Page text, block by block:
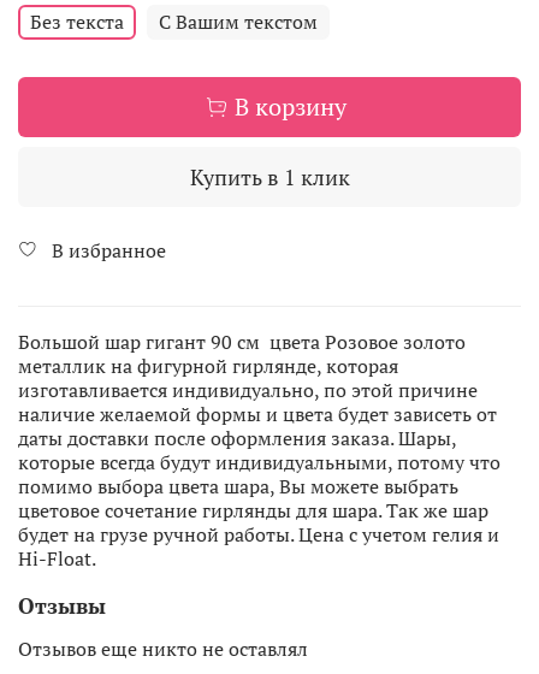
Без текста С Вашим текстом
В корзину
Купить в 1 клик
В избранное
Большой шар гигант 90 см цвета Розовое золото
металлик на фигурной гирлянде, которая
изготавливается индивидуально, по этой причине
наличие желаемой формы и цвета будет зависеть от
даты доставки после оформления заказа. Шары,
которые всегда будут индивидуальными, потому что
помимо выбора цвета шара, Вы можете выбрать
цветовое сочетание гирлянды для шара. Так же шар
будет на грузе ручной работы. Цена с учетом гелия и
Hi-Float.
Отзывы
Отзывов еще никто не оставлял